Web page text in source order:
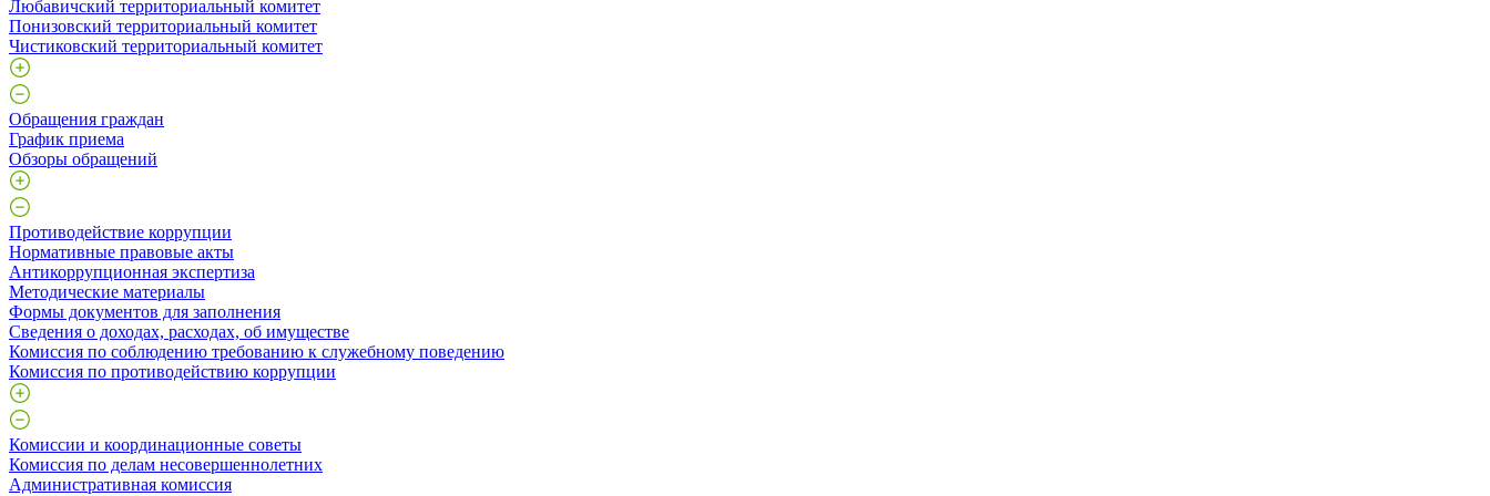
Любавичский территориальный комитет
Понизовский территориальный комитет
Чистиковский территориальный комитет
Обращения граждан
График приема
Обзоры обращений
Противодействие коррупции
Нормативные правовые акты
Антикоррупционная экспертиза
Методические материалы
Формы документов для заполнения
Сведения о доходах, расходах, об имуществе
Комиссия по соблюдению требованию к служебному поведению
Комиссия по противодействию коррупции
Комиссии и координационные советы
Комиссия по делам несовершеннолетних
Административная комиссия